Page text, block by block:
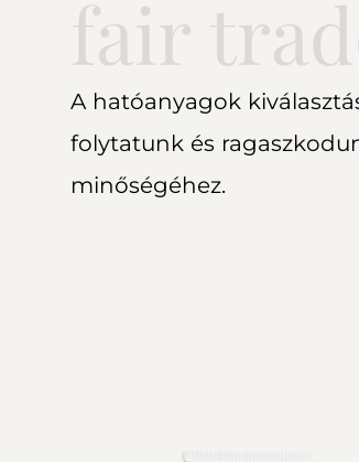
fair
A hatóanyagok
folytatunk és
minőségéhez.